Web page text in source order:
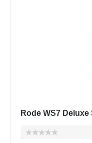
Rode WS7